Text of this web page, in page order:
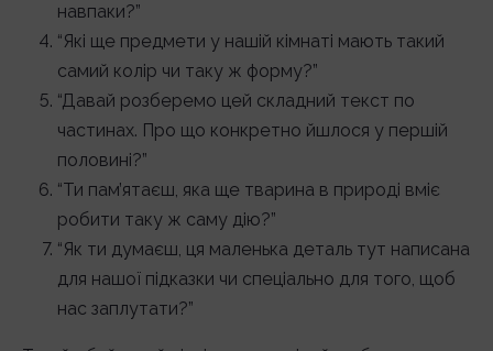
навпаки?”
“Які ще предмети у нашій кімнаті мають такий
самий колір чи таку ж форму?”
“Давай розберемо цей складний текст по
частинах. Про що конкретно йшлося у першій
половині?”
“Ти пам’ятаєш, яка ще тварина в природі вміє
робити таку ж саму дію?”
“Як ти думаєш, ця маленька деталь тут написана
для нашої підказки чи спеціально для того, щоб
нас заплутати?”